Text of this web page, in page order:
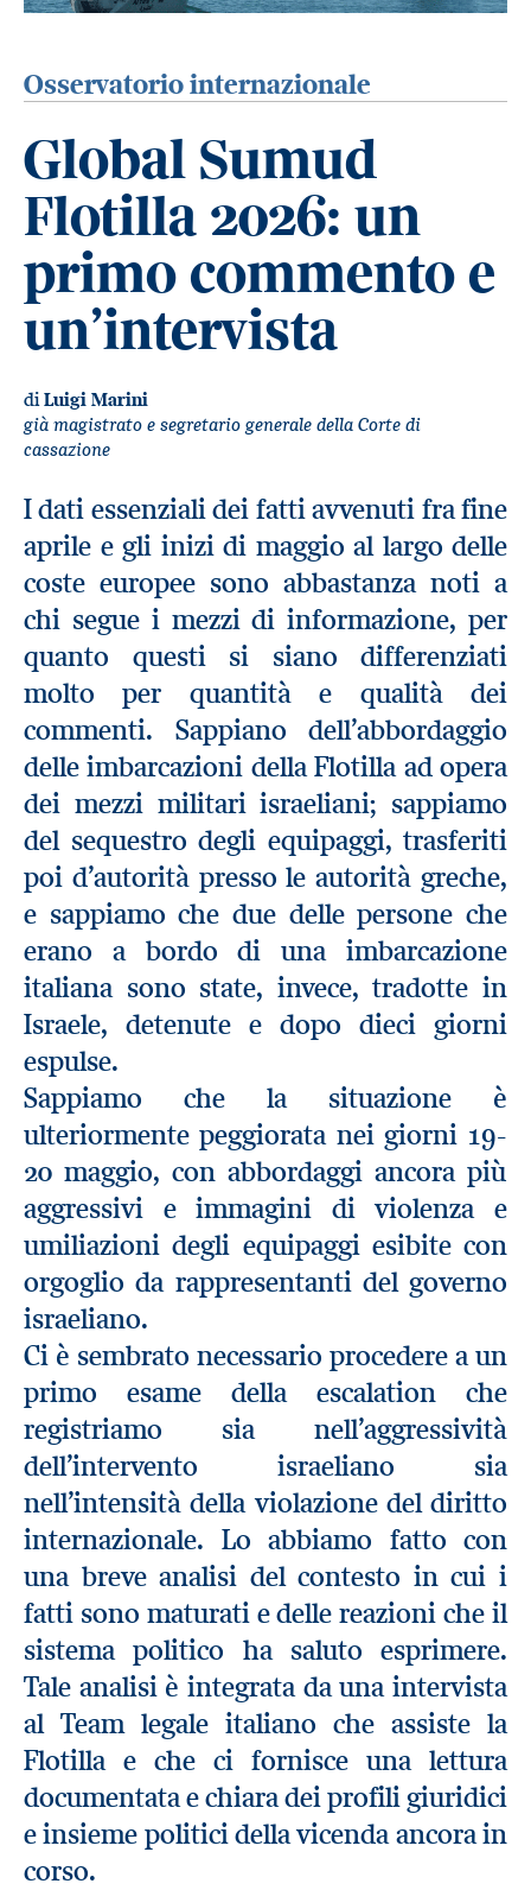
Osservatorio internazionale
Global Sumud
Flotilla 2026: un
primo commento e
un’intervista
diLuigi Marini
già magistrato e segretario generale della Corte di
cassazione
I dati essenziali dei fatti avvenuti fra fine
aprile e gli inizi di maggio al largo delle
coste europee sono abbastanza noti a
chi segue i mezzi di informazione, per
quanto questi si siano differenziati
molto per quantità e qualità dei
commenti. Sappiano dell’abbordaggio
delle imbarcazioni della Flotilla ad opera
dei mezzi militari israeliani; sappiamo
del sequestro degli equipaggi, trasferiti
poi d’autorità presso le autorità greche,
e sappiamo che due delle persone che
erano a bordo di una imbarcazione
italiana sono state, invece, tradotte in
Israele, detenute e dopo dieci giorni
espulse.
Sappiamo che la situazione è
ulteriormente peggiorata nei giorni 19-
20 maggio, con abbordaggi ancora più
aggressivi e immagini di violenza e
umiliazioni degli equipaggi esibite con
orgoglio da rappresentanti del governo
israeliano.
Ci è sembrato necessario procedere a un
primo esame della escalation che
registriamo sia nell’aggressività
dell’intervento israeliano sia
nell’intensità della violazione del diritto
internazionale. Lo abbiamo fatto con
una breve analisi del contesto in cui i
fatti sono maturati e delle reazioni che il
sistema politico ha saluto esprimere.
Tale analisi è integrata da una intervista
al Team legale italiano che assiste la
Flotilla e che ci fornisce una lettura
documentata e chiara dei profili giuridici
e insieme politici della vicenda ancora in
corso.